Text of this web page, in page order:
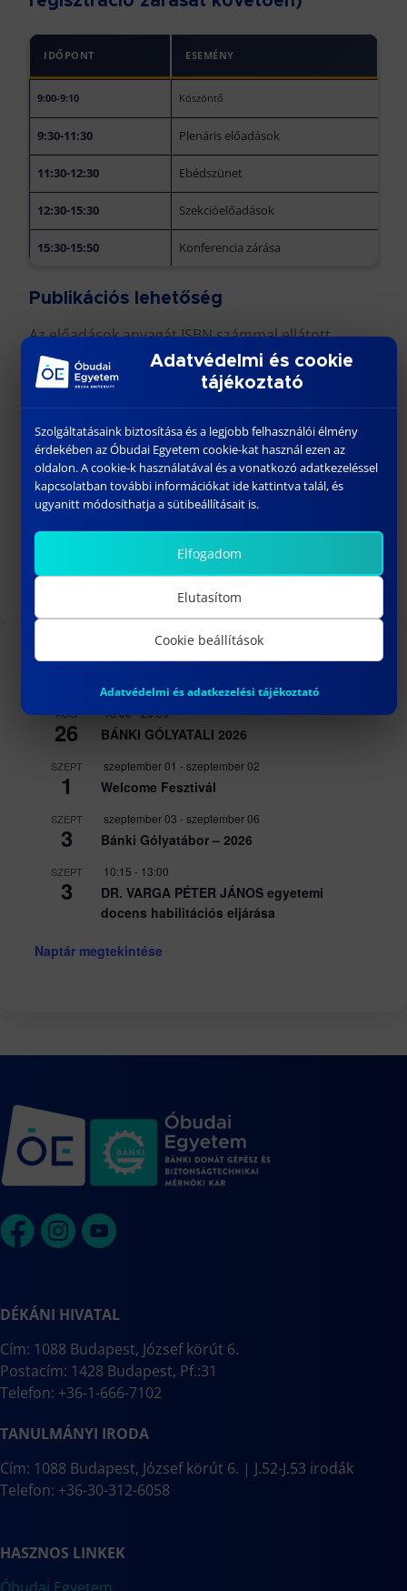
IDŐPONT ESEMÉNY
9:00-9:10 Köszöntő
9:30-11:30 Plenáris előadások
11:30-12:30 Ebédszünet
12:30-15:30 Szekcióelőadások
15:30-15:50 Konferencia zárása
Publikációs lehetőség
Az előadások anyagát ISBN számmal ellátott
kiadványban kívánjuk megjelentetni lektorálás
után. A cikk formai követelményei az alábbi linken
A megadott formátumnak megfelelő cikket a
kiss.gabor@bgk.uni-obuda.hucímre kérjük
küldeni. A publikálásra szánt tanulmány beküldési
határideje: 2025. május 23.
Regisztráció
A regisztráció lezárult.
KÖZELGŐ ESEMÉNYEK
AUG
26
18:00-23:30
BÁNKI GÓLYATALI 2026
SZEPT
1
szeptember 01 - szeptember 02
Welcome Fesztivál
SZEPT
3
szeptember 03 -szeptember 06
Bánki Gólyatábor – 2026
SZEPT
3
10:15 - 13:00
DR. VARGA PÉTER JÁNOS egyetemi
docens habilitációs eljárása
Naptár megtekintése
DÉKÁNI HIVATAL
Cím: 1088 Budapest, József körút 6.
Postacím: 1428 Budapest, Pf.:31
Telefon: +36-1-666-7102
TANULMÁNYI IRODA
Cím: 1088 Budapest, József körút 6. | J.52-J.53 irodák
Telefon: +36-30-312-6058
HASZNOS LINKEK
Adatvédelmi és cookie
tájékoztató
Szolgáltatásaink biztosítása és a legjobb felhasználói élmény
érdekében az Óbudai Egyetem cookie-kat használ ezen az
oldalon. A cookie-k használatával és a vonatkozó adatkezeléssel
kapcsolatban további információkat ide kattintva talál, és
ugyanitt módosíthatja a sütibeállításait is.
Elfogadom
Elutasítom
Cookie beállítások
Adatvédelmi és adatkezelési tájékoztató